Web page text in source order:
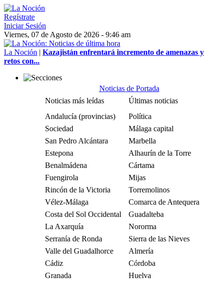
Regístrate
Iniciar Sesión
Viernes, 07 de Agosto de 2026 - 9:46 am
La Noción | Kazajistán enfrentará incremento de amenazas y
retos con...
Noticias de Portada
Noticias más leídas
Últimas noticias
Andalucía (provincias)
Política
Sociedad
Málaga capital
San Pedro Alcántara
Marbella
Estepona
Alhaurín de la Torre
Benalmádena
Cártama
Fuengirola
Mijas
Rincón de la Victoria
Torremolinos
Vélez-Málaga
Comarca de Antequera
Costa del Sol Occidental
Guadalteba
La Axarquía
Nororma
Serranía de Ronda
Sierra de las Nieves
Valle del Guadalhorce
Almería
Cádiz
Córdoba
Granada
Huelva